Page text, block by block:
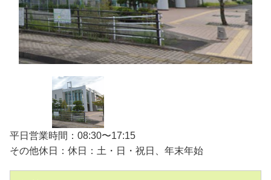
平日営業時間：08:30〜17:15
その他休日：休日：土・日・祝日、年末年始